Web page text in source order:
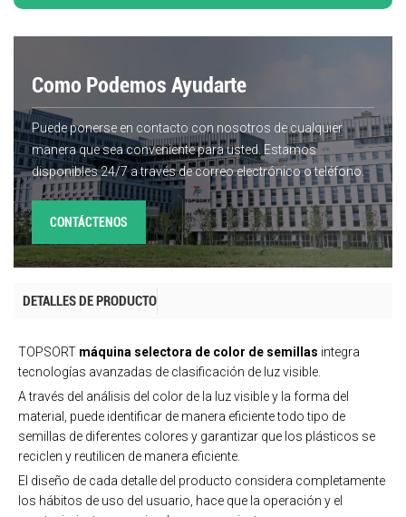
Como Podemos Ayudarte
Puede ponerse en contacto con nosotros de cualquier
manera que sea conveniente para usted. Estamos
disponibles 24/7 a través de correo electrónico o teléfono.
CONTÁCTENOS
DETALLES DE PRODUCTO
TOPSORT máquina selectora de color de semillas integra
tecnologías avanzadas de clasificación de luz visible.
A través del análisis del color de la luz visible y la forma del
material, puede identificar de manera eficiente todo tipo de
semillas de diferentes colores y garantizar que los plásticos se
reciclen y reutilicen de manera eficiente.
El diseño de cada detalle del producto considera completamente
los hábitos de uso del usuario, hace que la operación y el